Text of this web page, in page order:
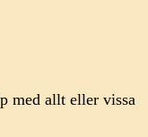
med allt eller vissa